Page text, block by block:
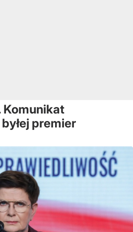
Komunikat
premier